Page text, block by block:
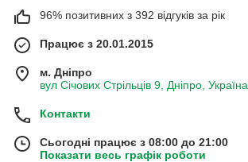
96% позитивних з 392 відгуків за рік
Працює з 20.01.2015
м. Дніпро
вул Січових Стрільців 9, Дніпро, Україна
Контакти
Сьогодні працює з 08:00 до 21:00
Показати весь графік роботи